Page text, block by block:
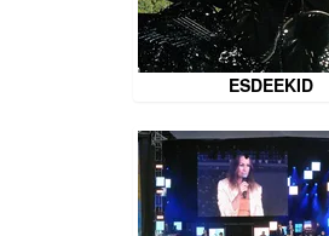
ESDEEKID